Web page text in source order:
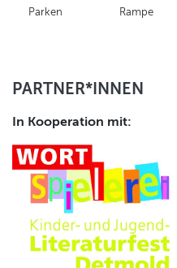
Parken Rampe
PARTNER*INNEN
In Kooperation mit: